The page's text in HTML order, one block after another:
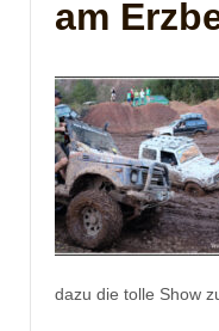
am
dazu die tolle Show